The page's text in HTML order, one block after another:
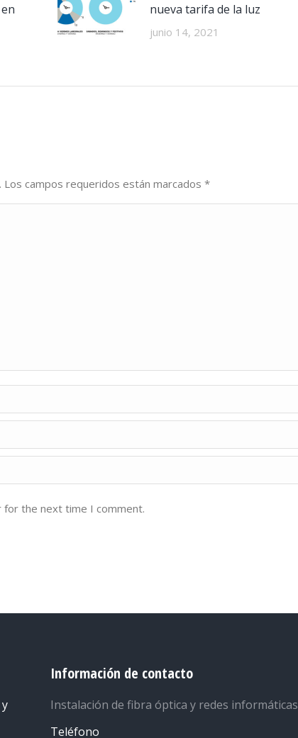
nueva tarifa de la luz
junio 14, 2021
campos requeridos están marcados *
for the next time I comment.
Información de contacto
Instalación de fibra óptica y redes informáticas
Teléfono